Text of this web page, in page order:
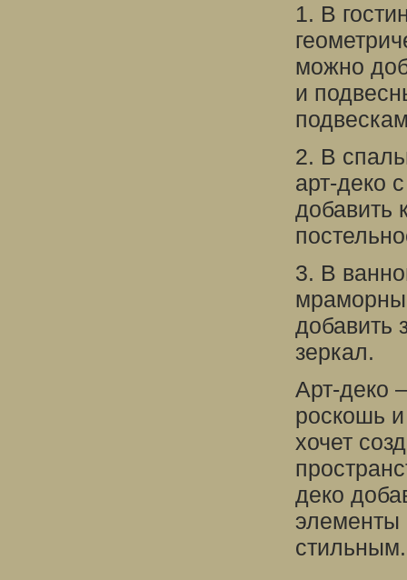
1. В
можно
и
2. В
арт-деко
добавить
3. В
добавить
зеркал.
Арт-деко
роскошь
хочет
деко
элементы
стильным.